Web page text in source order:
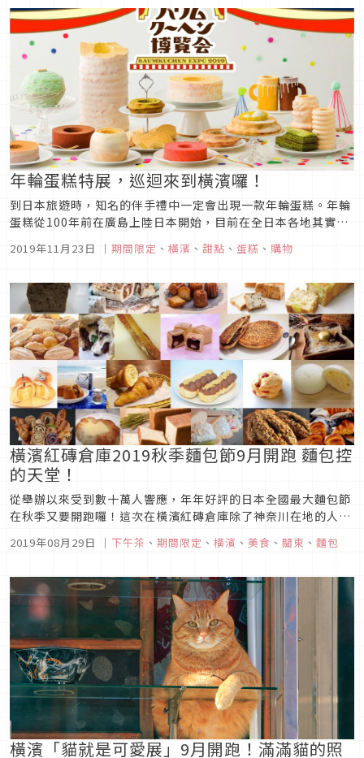
年輪蛋糕特展，巡迴來到橫濱囉！
到日本旅遊時，知名的伴手禮中一定會出現一款年輪蛋糕。年輪
蛋糕從100年前在廣島上陸日本開始，目前在全日本各地其實都
結了日本47都道府縣的知名年輪蛋糕店，在日本各地巡迴展出，
於來到了位於橫...
2019年11月23日 ｜ 期間限定 、 橫濱 、 甜點 、 蛋糕 、 購物
橫濱紅磚倉庫2019秋季麵包節9月開跑 麵包控
的天堂！
從舉辦以來受到數十萬人響應，年年好評的日本全國最大麵包節
在秋季又要開跑囉！這次在橫濱紅磚倉庫除了神奈川在地的人氣
店家之外，更集合了日本各地的麵包名店一同參與，到場的民眾
一次就能盡享各種美味麵包，還在四處安排朝聖大家口中說的必
來源 20...
2019年08月29日 ｜ 下午茶 、 期間限定 、 橫濱 、 美食 、 關東 、 麵包
橫濱「貓就是可愛展」9月開跑！滿滿貓的照